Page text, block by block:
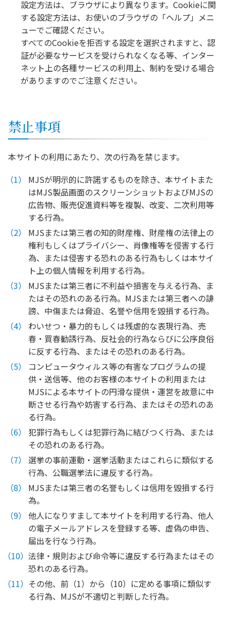
設定方法は、ブラウザにより異なります。Cookieに関
する設定方法は、お使いのブラウザの「ヘルプ」メニ
ューでご確認ください。
すべてのCookieを拒否する設定を選択されますと、認
証が必要なサービスを受けられなくなる等、インター
ネット上の各種サービスの利用上、制約を受ける場合
がありますのでご注意ください。
禁止事項
本サイトの利用にあたり、次の行為を禁じます。
MJSが明示的に許諾するものを除き、本サイトまた
はMJS製品画面のスクリーンショットおよびMJSの
広告物、販売促進資料等を複製、改変、二次利用等
する行為。
MJSまたは第三者の知的財産権、財産権の法律上の
権利もしくはプライバシー、肖像権等を侵害する行
為、または侵害する恐れのある行為もしくは本サイ
ト上の個人情報を利用する行為。
MJSまたは第三者に不利益や損害を与える行為、ま
たはその恐れのある行為。MJSまたは第三者への誹
謗、中傷または脅迫、名誉や信用を毀損する行為。
わいせつ・暴力的もしくは残虐的な表現行為、売
春・買春勧誘行為、反社会的行為ならびに公序良俗
に反する行為、またはその恐れのある行為。
コンピュータウィルス等の有害なプログラムの提
供・送信等、他のお客様の本サイトの利用または
MJSによる本サイトの円滑な提供・運営を故意に中
断させる行為や妨害する行為、またはその恐れのあ
る行為。
犯罪行為もしくは犯罪行為に結びつく行為、または
その恐れのある行為。
選挙の事前運動・選挙活動またはこれらに類似する
行為、公職選挙法に違反する行為。
MJSまたは第三者の名誉もしくは信用を毀損する行
為。
他人になりすまして本サイトを利用する行為、他人
の電子メールアドレスを登録する等、虚偽の申告、
届出を行なう行為。
法律・規則および命令等に違反する行為またはその
恐れのある行為。
その他、前（1）から（10）に定める事項に類似す
る行為、MJSが不適切と判断した行為。